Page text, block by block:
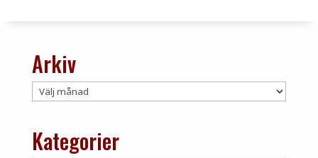
Arkiv
Arkiv
Kategorier